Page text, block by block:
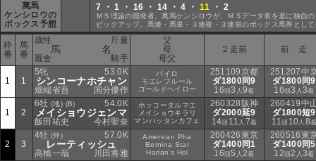
萬馬
ケンシロウの
ボックス予想
7 ・ 1 ・ 16 ・ 14 ・ 4 ・ 11 ・ 2
ＭＳ理論の開発者、萬馬ケンシロウが、ＭＳデータ表を基に独自
ピックアップ。馬連・馬単・３連複・３連単のボックス馬券とし
枠
番
馬
番
斤量
歳性
馬 名
厩舎 騎手
父
母
母父
２走前 前 走
1 1
53.0K
5牝
シンコーナホチャン
畑端省吾 国分優作
パイロ
モエレフルール
ゴールドヘイロー
251109京都
ダ1800同9
16頭3 人9着
251207中
ダ1800同9
16頭3 人3着
1 2
54.0K
6牡 (地) (B)
メイショウジェンマ
飯田祐史 今村聖奈
ホッコータルマエ
メイショウキラリ
マンハッタンカフェ
260328阪神
ダ2000延9
14頭 11 人 7着
260419中
ダ1800短9
11頭 10 人 8
2 3
57.0K
4牡 (外)
レーティッシュ
高橋一哉 川田将雅
American Pha
Bernina Star
Harlan's Hol
260426東京
ダ1400同1
16頭5 人2着
260516東
ダ1400同5
12頭2 人3着